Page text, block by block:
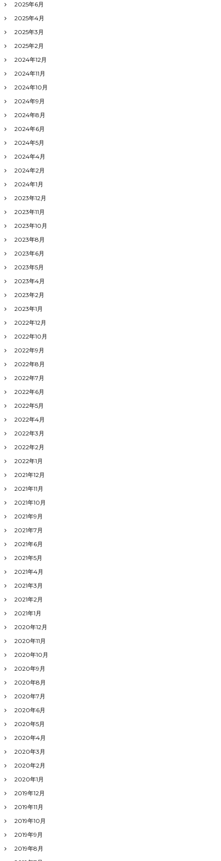
2025年6月
2025年4月
2025年3月
2025年2月
2024年12月
2024年11月
2024年10月
2024年9月
2024年8月
2024年6月
2024年5月
2024年4月
2024年2月
2024年1月
2023年12月
2023年11月
2023年10月
2023年8月
2023年6月
2023年5月
2023年4月
2023年2月
2023年1月
2022年12月
2022年10月
2022年9月
2022年8月
2022年7月
2022年6月
2022年5月
2022年4月
2022年3月
2022年2月
2022年1月
2021年12月
2021年11月
2021年10月
2021年9月
2021年7月
2021年6月
2021年5月
2021年4月
2021年3月
2021年2月
2021年1月
2020年12月
2020年11月
2020年10月
2020年9月
2020年8月
2020年7月
2020年6月
2020年5月
2020年4月
2020年3月
2020年2月
2020年1月
2019年12月
2019年11月
2019年10月
2019年9月
2019年8月